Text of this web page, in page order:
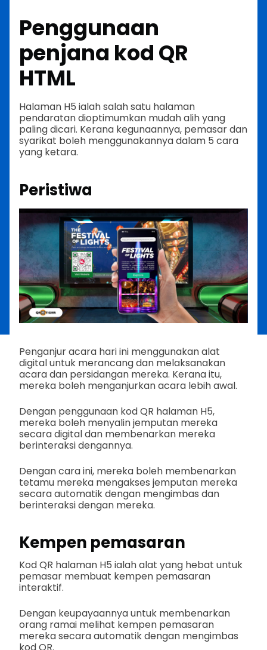
Penggunaan
penjana kod QR
HTML
Halaman H5 ialah salah satu halaman
pendaratan dioptimumkan mudah alih yang
paling dicari. Kerana kegunaannya, pemasar dan
syarikat boleh menggunakannya dalam 5 cara
yang ketara.
Peristiwa
Penganjur acara hari ini menggunakan alat
digital untuk merancang dan melaksanakan
acara dan persidangan mereka. Kerana itu,
mereka boleh menganjurkan acara lebih awal.
Dengan penggunaan kod QR halaman H5,
mereka boleh menyalin jemputan mereka
secara digital dan membenarkan mereka
berinteraksi dengannya.
Dengan cara ini, mereka boleh membenarkan
tetamu mereka mengakses jemputan mereka
secara automatik dengan mengimbas dan
berinteraksi dengan mereka.
Kempen pemasaran
Kod QR halaman H5 ialah alat yang hebat untuk
pemasar membuat kempen pemasaran
interaktif.
Dengan keupayaannya untuk membenarkan
orang ramai melihat kempen pemasaran
mereka secara automatik dengan mengimbas